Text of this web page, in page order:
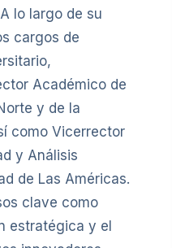
lo largo de su
cargos de
Académico de
y de la
como Vicerrector
y Análisis
de Las Américas.
clave como
estratégica y el